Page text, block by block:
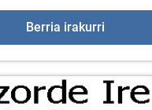
Berria irakurri